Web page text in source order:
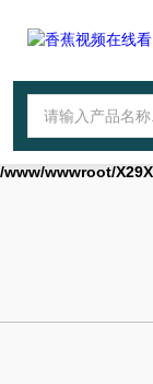
Warning: mkdir(): No
file_put_contents(./
failed to open
/www/wwwroot/